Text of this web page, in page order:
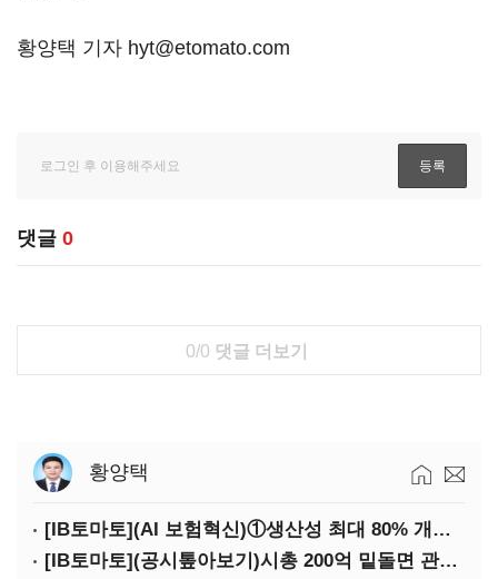
황양택 기자 hyt@etomato.com
댓글 0
0/0 댓글 더보기
황양택
[IB토마토](AI 보험혁신)①생산성 최대 80% 개선…현실은 '실행 격차'
[IB토마토](공시톺아보기)시총 200억 밑돌면 관리종목…상폐 피하려면